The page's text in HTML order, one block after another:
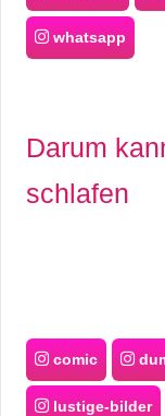
whatsapp
Darum
schlafen
comic
lustige-bilder